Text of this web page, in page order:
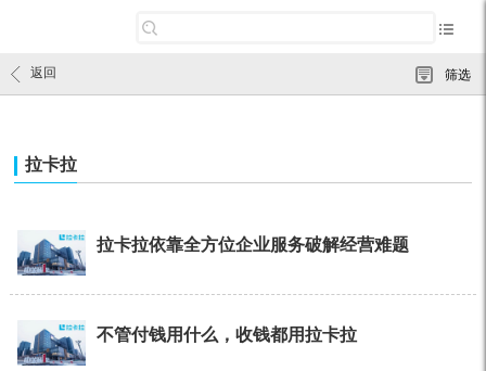
返回 筛选
拉卡拉
拉卡拉依靠全方位企业服务破解经营难题
不管付钱用什么，收钱都用拉卡拉